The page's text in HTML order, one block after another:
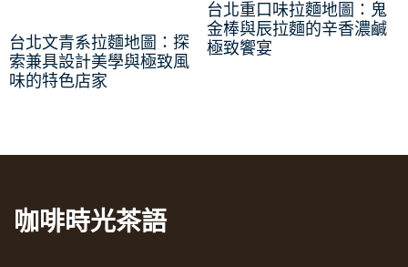
台北文青系拉麵地圖：探
索兼具設計美學與極致風
味的特色店家
台北重口味拉麵地圖：鬼
金棒與辰拉麵的辛香濃鹹
極致饗宴
咖啡時光茶語